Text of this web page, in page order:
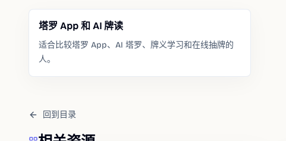
塔罗 App 和 AI 牌读
适合比较塔罗 App、AI 塔罗、牌义学习和在线抽牌的
人。
回到目录